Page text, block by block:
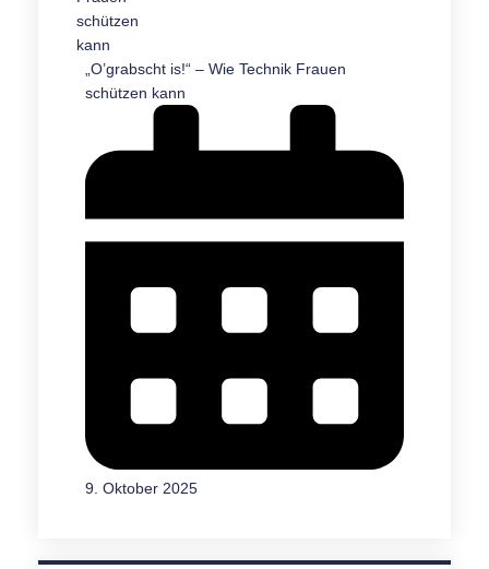
„O’grabscht is!“ – Wie Technik Frauen
schützen kann
9. Oktober 2025